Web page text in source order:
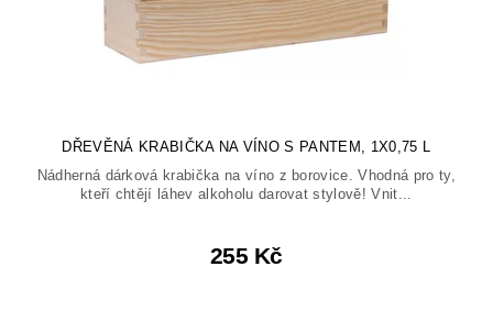
DŘEVĚNÁ KRABIČKA NA VÍNO S PANTEM, 1X0,75 L
Nádherná dárková krabička na víno z borovice. Vhodná pro ty,
kteří chtějí láhev alkoholu darovat stylově! Vnit...
255 Kč